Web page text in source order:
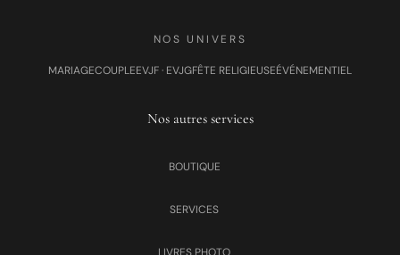
NOS UNIVERS
MARIAGECOUPLEEVJF · EVJGFÊTE RELIGIEUSEÉVÉNEMENTIEL
Nos autres services
BOUTIQUE
SERVICES